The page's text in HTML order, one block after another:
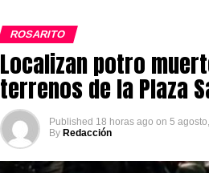
ROSARITO
Localizan potro
terrenos de la Plaza
Published 18 horas ago on 5
By Redacción